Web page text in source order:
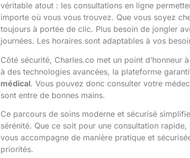
véritable atout : les consultations en ligne
importe où vous vous trouvez. Que vous soyez
toujours à portée de clic. Plus besoin de jongler
journées. Les horaires sont adaptables à vos
Côté sécurité, Charles.co met un point
à des technologies avancées, la plateforme
médical. Vous pouvez donc consulter votre
sont entre de bonnes mains.
Ce parcours de soins moderne et sécurisé
sérénité. Que ce soit pour une consultation
vous accompagne de manière pratique et
priorités.